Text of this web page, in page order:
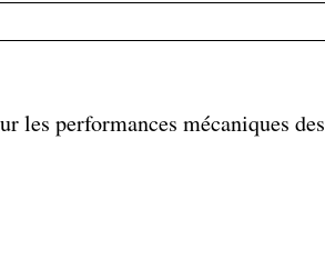
les performances mécaniques des